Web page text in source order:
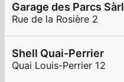
Garage des Parcs Sàrl
Rue de la Rosière 2
Shell Quai-Perrier
Quai Louis-Perrier 12